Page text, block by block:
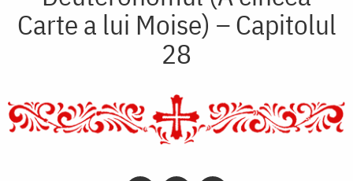
Carte a lui Moise) – Capitolul
28